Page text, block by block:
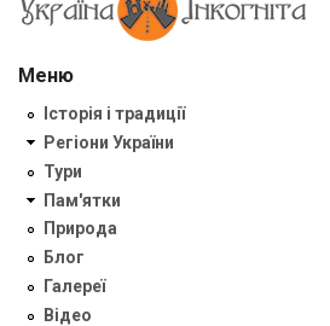
Меню
Історія і традиції
Регіони України
Тури
Пам'ятки
Природа
Блог
Галереї
Відео